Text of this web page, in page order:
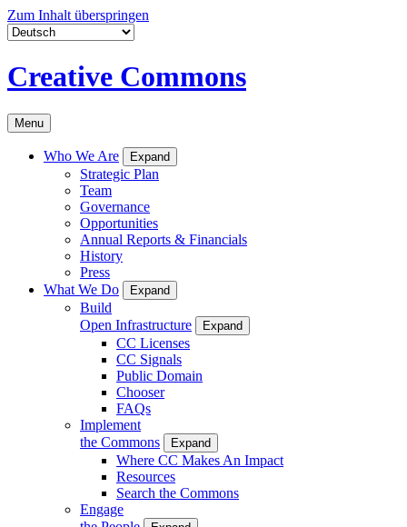
Zum Inhalt überspringen
Creative Commons
Menu
Who We Are Expand
Strategic Plan
Team
Governance
Opportunities
Annual Reports & Financials
History
Press
What We Do
Expand
Build
Open Infrastructure
Expand
CC Licenses
CC Signals
Public Domain
Chooser
FAQs
Implement
the Commons
Expand
Where CC Makes An Impact
Resources
Search the Commons
Engage